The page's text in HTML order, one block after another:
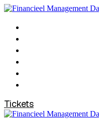
Tickets